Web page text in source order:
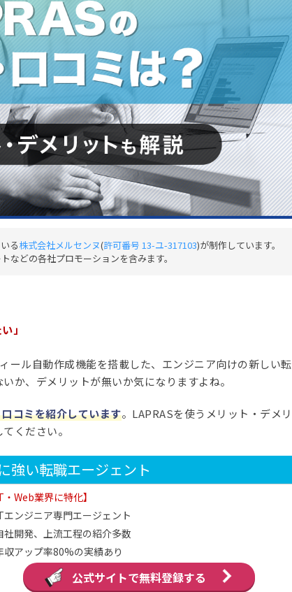
る株式会社メルセンヌ(許可番号 13-ユ-317103)が制作しています。
どの各社プロモーションを含みます。
」
ール自動作成機能を搭載した、エンジニア向けの新しい転
か、デメリットが無いか気になりますよね。
コミを紹介しています。LAPRASを使うメリット・デメリ
ください。
強い転職エージェント
・Web業界に特化】
エンジニア専門エージェント
社開発、上流工程の紹介多数
収アップ率80%の実績あり
公式サイトで無料登録する